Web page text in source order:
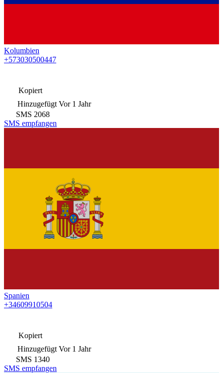
Kolumbien
+573030500447
Kopiert
Hinzugefügt Vor 1 Jahr
SMS 2068
SMS empfangen
Spanien
+34609910504
Kopiert
Hinzugefügt Vor 1 Jahr
SMS 1340
SMS empfangen